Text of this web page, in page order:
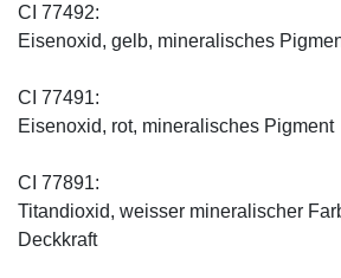
CI 77492:
Eisenoxid, gelb, mineralisches
CI 77491:
Eisenoxid, rot, mineralisches Pigment
CI 77891:
Titandioxid, weisser mineralischer
Deckkraft